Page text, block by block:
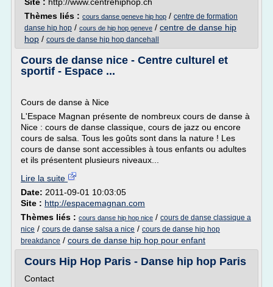
Thèmes liés : cours danse geneve hip hop / centre de formation
danse hip hop / cours de hip hop geneve / centre de danse hip
hop / cours de danse hip hop dancehall
Cours de danse nice - Centre culturel et
sportif - Espace ...
Cours de danse à Nice
L'Espace Magnan présente de nombreux cours de danse à
Nice : cours de danse classique, cours de jazz ou encore
cours de salsa. Tous les goûts sont dans la nature ! Les
cours de danse sont accessibles à tous enfants ou adultes
et ils présentent plusieurs niveaux...
Lire la suite
Date: 2011-09-01 10:03:05
Site : http://espacemagnan.com
Thèmes liés : cours danse hip hop nice / cours de danse classique a
nice / cours de danse salsa a nice / cours de danse hip hop
breakdance / cours de danse hip hop pour enfant
Cours Hip Hop Paris - Danse hip hop Paris
Contact